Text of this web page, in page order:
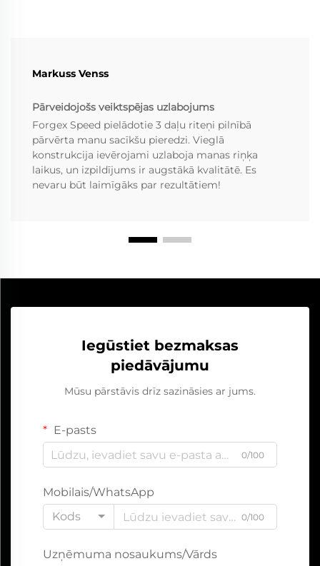
Markuss Venss
Pārveidojošs veiktspējas uzlabojums
Forgex Speed pielādotie 3 daļu riteņi pilnībā
pārvērta manu sacīkšu pieredzi. Vieglā
konstrukcija ievērojami uzlaboja manas riņķa
laikus, un izpildījums ir augstākā kvalitātē. Es
nevaru būt laimīgāks par rezultātiem!
Iegūstiet bezmaksas
piedāvājumu
Mūsu pārstāvis drīz sazināsies ar jums.
E-pasts
0/100
Mobilais/WhatsApp
Kods
0/100
Uzņēmuma nosaukums/Vārds